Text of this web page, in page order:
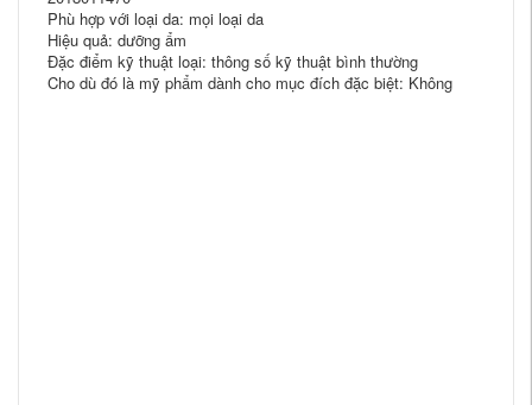
Phù hợp với loại da: mọi loại da
Hiệu quả: dưỡng ẩm
Đặc điểm kỹ thuật loại: thông số kỹ thuật bình thường
Cho dù đó là mỹ phẩm dành cho mục đích đặc biệt: Không